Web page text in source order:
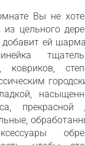
Вы не
из цельного
добавит ей
ковриков,
прекрасной